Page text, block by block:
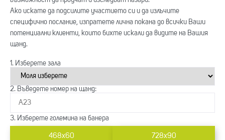
Ако искате да подсилите участието си и да излъчите
специфично послание, изпратете лична покана до всички Ваши
потенциални клиенти, които бихте искали да видите на Вашия
щанд.
1. Изберете зала
2. Въведете номер на щанд:
3. Изберете големина на банера
468x60 728x90